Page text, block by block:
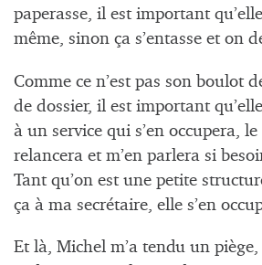
paperasse, il est important
même, sinon ça s’entasse et on
Comme ce n’est pas son boulot
de dossier, il est important
à un service qui s’en occupera,
relancera et m’en parlera si
Tant qu’on est une petite
ça à ma secrétaire, elle s’en
Et là, Michel m’a tendu un